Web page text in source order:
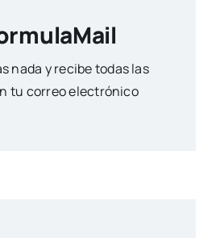
nada y recibe todas las
tu correo electrónico